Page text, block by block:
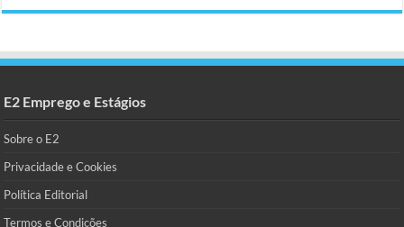
E2 Emprego e Estágios
Sobre o E2
Privacidade e Cookies
Política Editorial
Termos e Condições